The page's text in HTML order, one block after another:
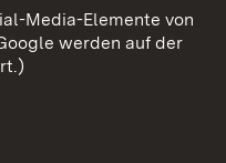
Media-Elemente von
werden auf der